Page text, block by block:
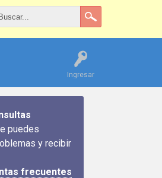
Ingresar
puedes
y recibir
frecuentes